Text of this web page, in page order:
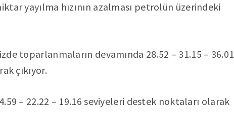
yayılma hızının azalması petrolün üzerindeki
toparlanmaların devamında 28.52 – 31.15 – 36.01
çıkıyor.
– 22.22 – 19.16 seviyeleri destek noktaları olarak